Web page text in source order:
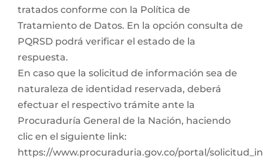
tratados conforme con la Política de
Tratamiento de Datos. En la opción consulta de
PQRSD podrá verificar el estado de la
respuesta.
En caso que la solicitud de información sea de
naturaleza de identidad reservada, deberá
efectuar el respectivo trámite ante la
Procuraduría General de la Nación, haciendo
clic en el siguiente link:
https://www.procuraduria.gov.co/portal/